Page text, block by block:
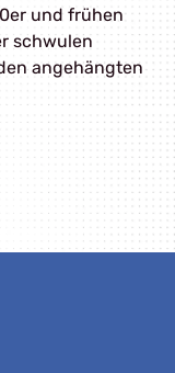
und frühen
schwulen
angehängten